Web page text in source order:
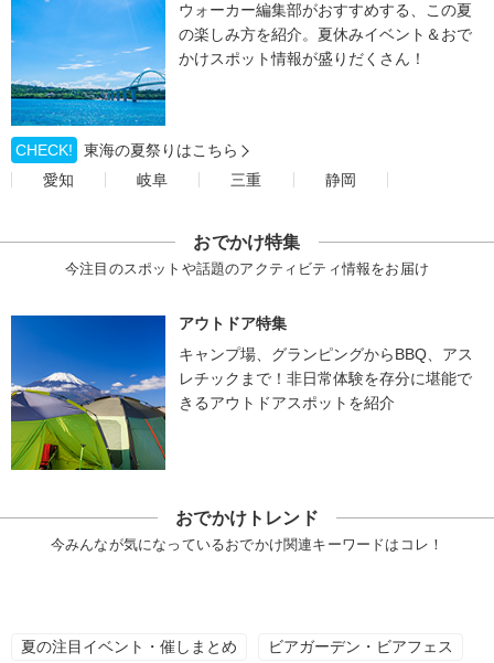
ウォーカー編集部がおすすめする、この夏
の楽しみ方を紹介。夏休みイベント＆おで
かけスポット情報が盛りだくさん！
CHECK!
東海の夏祭りはこちら
愛知
岐阜 三重 静岡
おでかけ特集
今注目のスポットや話題のアクティビティ情報をお届け
アウトドア特集
キャンプ場、グランピングからBBQ、アス
レチックまで！非日常体験を存分に堪能で
きるアウトドアスポットを紹介
おでかけトレンド
今みんなが気になっているおでかけ関連キーワードはコレ！
夏の注目イベント・催しまとめ ビアガーデン・ビアフェス